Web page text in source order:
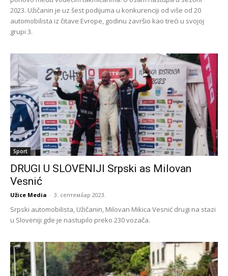
2023. Užičanin je uz šest podijuma u konkurenciji od više od 20
automobilista iz čitave Evrope, godinu završio kao treći u svojoj
grupi 3.
Sport
DRUGI U SLOVENIJI Srpski as Milovan
Vesnić
Užice Media - 3. септембар 2023.
Srpski automobilista, Užičanin, Milovan Mikica Vesnić drugi na stazi
u Sloveniji gde je nastupilo preko 230 vozača.